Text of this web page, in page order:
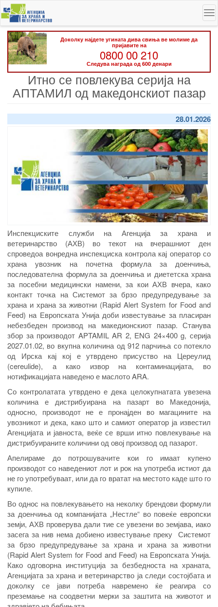
Skip
to
main
content
Доколку најдете угината дива свиња ве молиме да
пријавите на
0800 00 210
Следува награда од 600 денари
Итно се повлекува серија на
АПТАМИЛ од македонскиот пазар
28.01.2026
Инспекциските служби на Агенција за храна и
ветеринарство (АХВ) во текот на вчерашниот ден
спроведоа вонредна инспекциска контрола кај оператор со
храна увозник на почетна формула за доенчиња,
последователна формула за доенчиња и диететска храна
за посебни медицински намени, за кои АХВ вчера, како
контакт точка на Системот за брзо предупредување за
храна и храна за животни (Rapid Alert System for Food and
Feed) на Европската Унија доби известување за пласиран
небезбеден производ на македионскиот пазар. Станува
збор за производот APTAMIL AR 2, ENG 24×400 g, серија
2027.01.02, во вкупна количина од 912 парчиња со потекло
од Ирска кај кој е утврдено присуство на Цереулид
(cereulide), а како извор на контаминацијата, во
нотификацијата наведено е маслото ARA.
Со контролатата утврдено е дека целокупнатата увезена
количина е дистрибуирана на пазарт во Македонија,
односно, производот не е пронајден во магацините на
увозникот и дека, како што и самиот оператор ја известил
Агенцијата и јавноста, веќе се врши итно повлекување на
дистрибуираните количини од овој производ од пазарот.
Апелираме до потрошувачите кои го имаат купено
производот со наведениот лот и рок на употреба истиот да
не го употребуваат, или да го вратат на местото каде што го
купиле.
Во однос на повлекувањето на неколку брендови формули
за доенчиња од компанијата „Нестле“ во повеќе европски
земји, АХВ проверува дали тие се увезени во земјава, иако
засега за нив нема добиено известување преку Системот
за брзо предупредување за храна и храна за животни
(Rapid Alert System for Food and Feed) на Европската Унија.
Како одговорна институција за безбедноста на храната,
Агенцијата за храна и ветеринарство ја следи состојбата и
доколку се јави потреба навремено ќе реагира со
преземање на соодветни мерки за заштита на животот и